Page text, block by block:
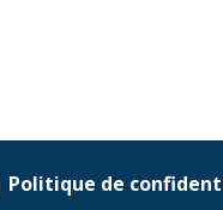
Politique de